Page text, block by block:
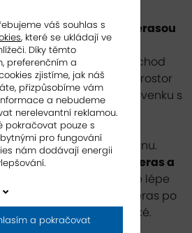
exteriéru
bungalovu s terasou
vnitřního prostoru s
. Terasa slouží jako přechod
a vytváří ideální prostor
nebo trávení času venku s
různé možnosti designu.
různými velikostmi teras a
uspořádáními
, které lépe
Od otevřených teras po
jsou skutečně široké.
života
váš souhlas s
, které se ukládají ve
Díky těmto
preferenčním a
zjistíme, jak náš
přizpůsobíme vám
a nebudeme
nerelevantní reklamou.
pokračovat pouze s
pro fungování
nám dodávají energii
a pokračovat